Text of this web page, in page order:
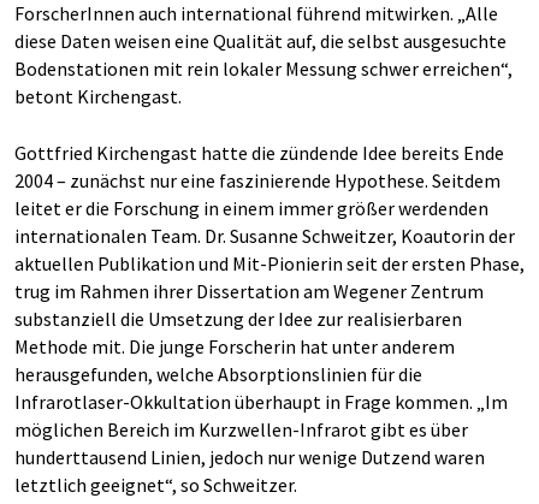
ForscherInnen auch international führend mitwirken. „Alle
diese Daten weisen eine Qualität auf, die selbst ausgesuchte
Bodenstationen mit rein lokaler Messung schwer erreichen“,
betont Kirchengast.
Gottfried Kirchengast hatte die zündende Idee bereits Ende
2004 – zunächst nur eine faszinierende Hypothese. Seitdem
leitet er die Forschung in einem immer größer werdenden
internationalen Team. Dr. Susanne Schweitzer, Koautorin der
aktuellen Publikation und Mit-Pionierin seit der ersten Phase,
trug im Rahmen ihrer Dissertation am Wegener Zentrum
substanziell die Umsetzung der Idee zur realisierbaren
Methode mit. Die junge Forscherin hat unter anderem
herausgefunden, welche Absorptionslinien für die
Infrarotlaser-Okkultation überhaupt in Frage kommen. „Im
möglichen Bereich im Kurzwellen-Infrarot gibt es über
hunderttausend Linien, jedoch nur wenige Dutzend waren
letztlich geeignet“, so Schweitzer.